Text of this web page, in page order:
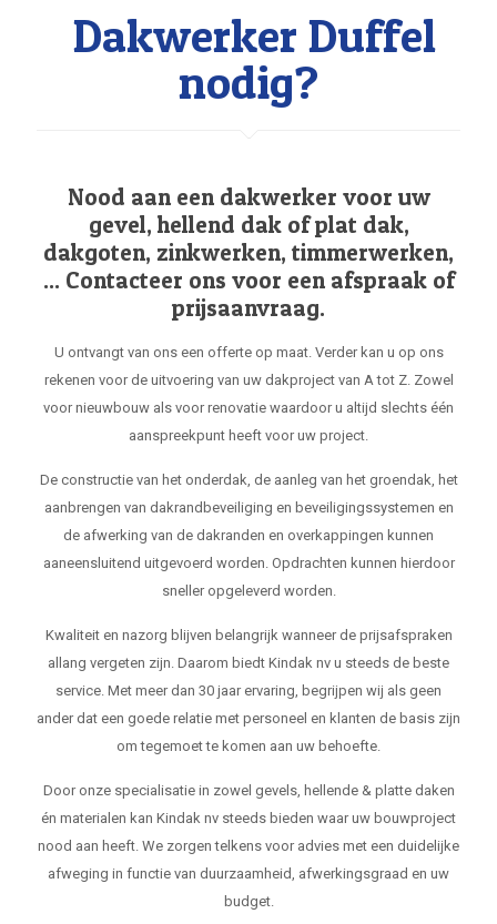
Dakwerker Duffel
nodig?
Nood aan een dakwerker voor uw
gevel, hellend dak of plat dak,
dakgoten, zinkwerken, timmerwerken,
... Contacteer ons voor een afspraak of
prijsaanvraag.
U ontvangt van ons een offerte op maat. Verder kan u op ons
rekenen voor de uitvoering van uw dakproject van A tot Z. Zowel
voor nieuwbouw als voor renovatie waardoor u altijd slechts één
aanspreekpunt heeft voor uw project.
De constructie van het onderdak, de aanleg van het groendak, het
aanbrengen van dakrandbeveiliging en beveiligingssystemen en
de afwerking van de dakranden en overkappingen kunnen
aaneensluitend uitgevoerd worden. Opdrachten kunnen hierdoor
sneller opgeleverd worden.
Kwaliteit en nazorg blijven belangrijk wanneer de prijsafspraken
allang vergeten zijn. Daarom biedt Kindak nv u steeds de beste
service. Met meer dan 30 jaar ervaring, begrijpen wij als geen
ander dat een goede relatie met personeel en klanten de basis zijn
om tegemoet te komen aan uw behoefte.
Door onze specialisatie in zowel gevels, hellende & platte daken
én materialen kan Kindak nv steeds bieden waar uw bouwproject
nood aan heeft. We zorgen telkens voor advies met een duidelijke
afweging in functie van duurzaamheid, afwerkingsgraad en uw
budget.